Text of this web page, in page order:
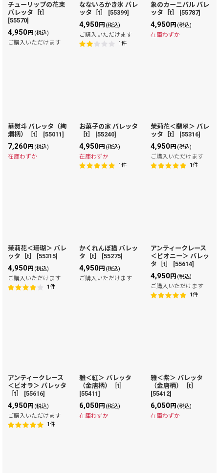
チューリップの花束
バレッタ［t］
[55570]
4,950円 (税込)
ご購入いただけます
なないろかき氷 バレ
ッタ［t］
[55399]
4,950円 (税込)
ご購入いただけます
1件
象のカーニバル バレ
ッタ［t］
[55787]
4,950円 (税込)
在庫わずか
華熨斗 バレッタ（絢
爛柄）［t］
[55011]
7,260円 (税込)
在庫わずか
お菓子の家 バレッタ
［t］
[55240]
4,950円 (税込)
在庫わずか
1件
茉莉花＜翡翠＞ バレ
ッタ［t］
[55316]
4,950円 (税込)
ご購入いただけます
1件
茉莉花＜珊瑚＞ バレ
ッタ［t］
[55315]
4,950円 (税込)
ご購入いただけます
1件
かくれんぼ猫 バレッ
タ［t］
[55275]
4,950円 (税込)
ご購入いただけます
アンティークレース
＜ピオニー＞ バレッ
タ［t］
[55614]
4,950円 (税込)
ご購入いただけます
1件
アンティークレース
＜ビオラ＞ バレッタ
［t］
[55616]
4,950円 (税込)
ご購入いただけます
1件
雅＜紅＞ バレッタ
（金唐柄）［t］
[55411]
6,050円 (税込)
在庫わずか
雅＜紫＞ バレッタ
（金唐柄）［t］
[55412]
6,050円 (税込)
在庫わずか